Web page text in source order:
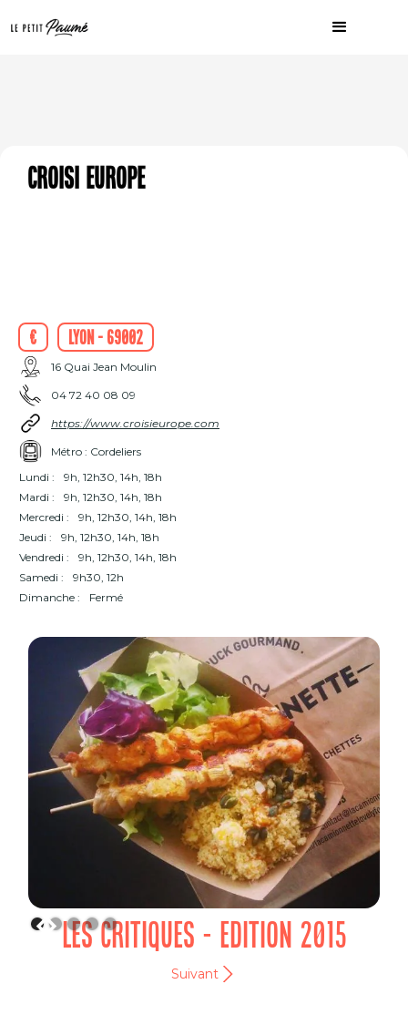
Croisi Europe
€ Lyon - 69002
16 Quai Jean Moulin
04 72 40 08 09
https://www.croisieurope.com
Métro : Cordeliers
Lundi :
9h, 12h30, 14h, 18h
Mardi :
9h, 12h30, 14h, 18h
Mercredi :
9h, 12h30, 14h, 18h
Jeudi :
9h, 12h30, 14h, 18h
Vendredi :
9h, 12h30, 14h, 18h
Samedi :
9h30, 12h
Dimanche :
Fermé
LES CRITIQUES - EDITION 2015
Suivant